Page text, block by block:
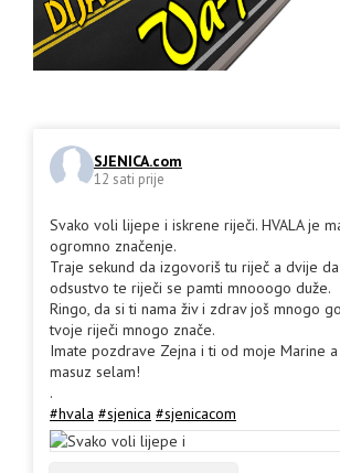
SJENICA.com
12 sati prije
Svako voli lijepe i iskrene riječi. HVALA je
ogromno značenje.
Traje sekund da izgovoriš tu riječ a dvije
odsustvo te riječi se pamti mnooogo duže.
Ringo, da si ti nama živ i zdrav još mnogo
tvoje riječi mnogo znače.
Imate pozdrave Zejna i ti od moje Marine
masuz selam!
.
#hvala #sjenica #sjenicacom